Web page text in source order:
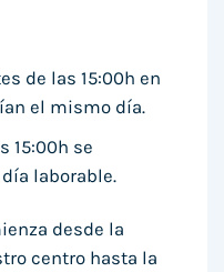
de las 15:00h en
el mismo día.
15:00h se
laborable.
desde la
centro hasta la